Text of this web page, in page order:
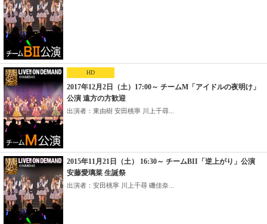
HD
2017年12月2日（土）17:00～ チームM「アイドルの夜明け」
公演 遠方の方歓迎
出演者：東由樹 安田桃寧 川上千尋...
2015年11月21日（土） 16:30～ チームBII「逆上がり」公演
安藤愛璃菜 生誕祭
出演者：安田桃寧 川上千尋 磯佳奈...